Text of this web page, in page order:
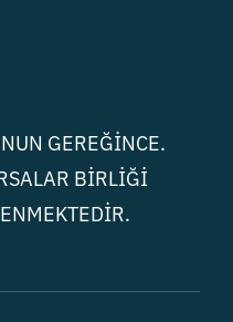
GEREĞİNCE.
BİRLİĞİ